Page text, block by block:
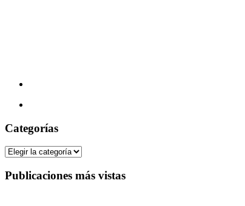
Categorías
Categorías
Publicaciones más vistas